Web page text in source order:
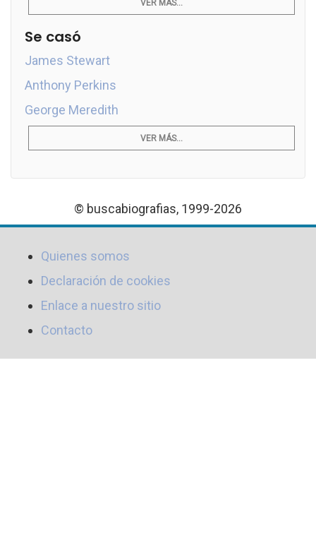
VER MÁS...
Se casó
James Stewart
Anthony Perkins
George Meredith
VER MÁS...
© buscabiografias, 1999-2026
Quienes somos
Declaración de cookies
Enlace a nuestro sitio
Contacto